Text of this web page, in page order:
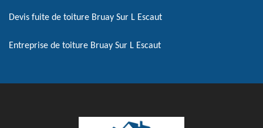
Devis fuite de toiture Bruay Sur L Escaut
Entreprise de toiture Bruay Sur L Escaut